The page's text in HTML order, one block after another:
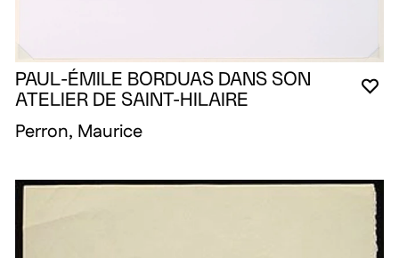
PAUL-ÉMILE BORDUAS DANS SON
ATELIER DE SAINT-HILAIRE
Perron, Maurice